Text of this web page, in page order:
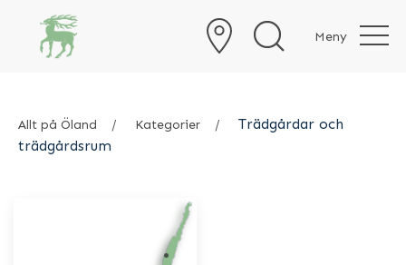
Meny
Allt på Öland Kategorier
Trädgårdar och
trädgårdsrum